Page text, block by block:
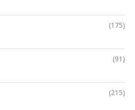
(175)
(91)
(215)